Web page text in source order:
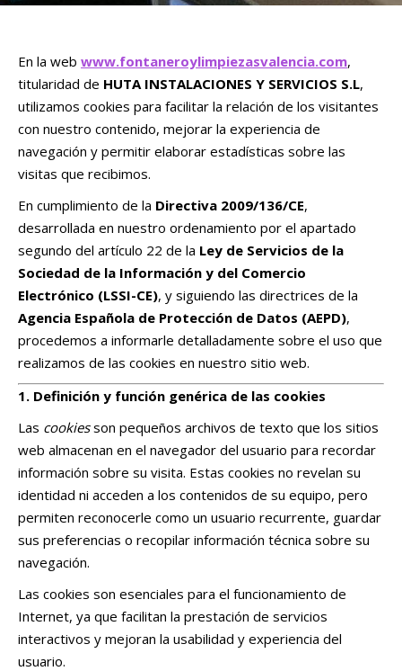
En la web www.fontaneroylimpiezasvalencia.com,
titularidad de HUTA INSTALACIONES Y SERVICIOS S.L,
utilizamos cookies para facilitar la relación de los visitantes
con nuestro contenido, mejorar la experiencia de
navegación y permitir elaborar estadísticas sobre las
visitas que recibimos.
En cumplimiento de la Directiva 2009/136/CE,
desarrollada en nuestro ordenamiento por el apartado
segundo del artículo 22 de la Ley de Servicios de la
Sociedad de la Información y del Comercio
Electrónico (LSSI-CE), y siguiendo las directrices de la
Agencia Española de Protección de Datos (AEPD),
procedemos a informarle detalladamente sobre el uso que
realizamos de las cookies en nuestro sitio web.
1. Definición y función genérica de las cookies
Las cookiesson pequeños archivos de texto que los sitios
web almacenan en el navegador del usuario para recordar
información sobre su visita. Estas cookies no revelan su
identidad ni acceden a los contenidos de su equipo, pero
permiten reconocerle como un usuario recurrente, guardar
sus preferencias o recopilar información técnica sobre su
navegación.
Las cookies son esenciales para el funcionamiento de
Internet, ya que facilitan la prestación de servicios
interactivos y mejoran la usabilidad y experiencia del
usuario.